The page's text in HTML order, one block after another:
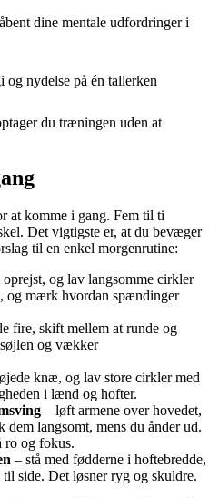
dine mentale udfordringer i
nydelse på én tallerken
du træningen uden at
at komme i gang. Fem til ti
Det vigtigste er, at du bevæger
til en enkel morgenrutine:
oprejst, og lav langsomme cirkler
og mærk hvordan spændinger
fire, skift mellem at runde og
og vækker
knæ, og lav store cirkler med
i lænd og hofter.
– løft armene over hovedet,
langsomt, mens du ånder ud.
ro og fokus.
– stå med fødderne i hoftebredde,
side. Det løsner ryg og skuldre.